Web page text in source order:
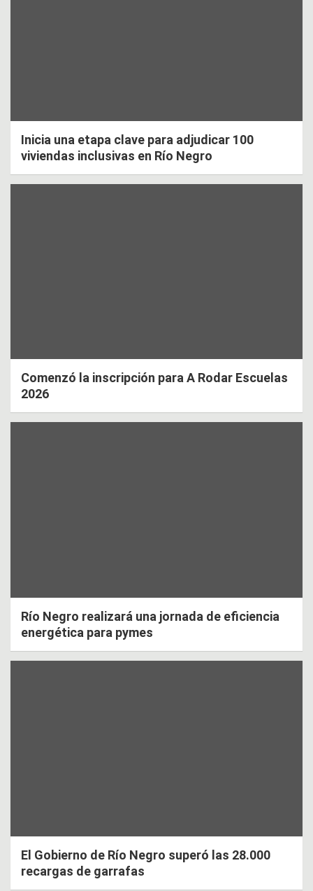
Inicia una etapa clave para adjudicar 100
viviendas inclusivas en Río Negro
Comenzó la inscripción para A Rodar Escuelas
2026
Río Negro realizará una jornada de eficiencia
energética para pymes
El Gobierno de Río Negro superó las 28.000
recargas de garrafas